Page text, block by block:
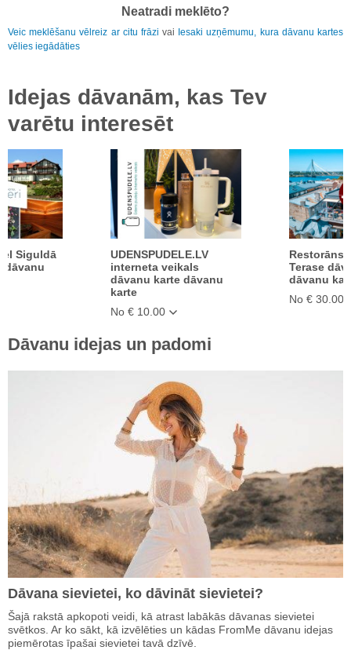
Neatradi meklēto?
Veic meklēšanu vēlreiz ar citu frāzi vai Iesaki uzņēmumu, kura dāvanu kartes
vēlies iegādāties
Idejas dāvanām, kas Tev
varētu interesēt
Siguldā
dāvanu
UDENSPUDELE.LV
interneta veikals
dāvanu karte dāvanu
karte
No € 10.00
Restorāns
Terase
dāvanu
No € 30.00
Dāvanu idejas un padomi
Dāvana sievietei, ko dāvināt sievietei?
Šajā rakstā apkopoti veidi, kā atrast labākās dāvanas sievietei
svētkos. Ar ko sākt, kā izvēlēties un kādas FromMe dāvanu idejas
piemērotas īpašai sievietei tavā dzīvē.